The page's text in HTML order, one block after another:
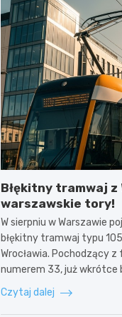
Błękitny tramwaj z
warszawskie tory!
W sierpniu w Warszawie
błękitny tramwaj typu
Wrocławia. Pochodzący
numerem 33, już wkrótce
Czytaj dalej